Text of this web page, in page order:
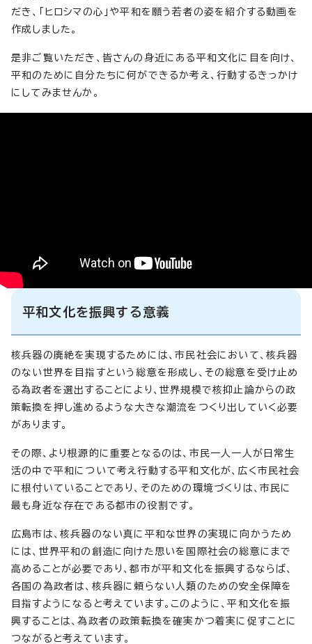
だき、「ヒロシマの心」や平和を願う若者の姿を紹介する動画を
作成しました。
是非ご覧いただき、皆さんの身近にある平和文化に目を向け、
平和のために自分たちに何ができるか考え、行動するきっかけ
にしてみませんか。
平和文化を振興する意義
核兵器の廃絶を実現するためには、市民社会において、核兵器
のない世界を目指すという総意を形成し、その総意を受け止め
る為政者を選出することにより、世界規模で核抑止論からの政
策転換を押し進めるような大きな潮流をつくり出していく必要
があります。
その際、より根源的に重要となるのは、市民一人一人が日常生
活の中で平和について考え行動する平和文化が、広く市民社会
に根付いていることであり、そのための環境づくりは、市民に
最も身近な存在である都市の役割です。
広島市は、核兵器のない真に平和な世界の実現に向かうため
には、世界平和の創造に向けた思いを国際社会の総意にまで
高めることが必要であり、都市が平和文化を振興するならば、
各国の為政者は、核兵器に頼らない人類のための安全保障を
目指すようになると考えています。このように、平和文化を振
興することは、為政者の政策転換を確実かつ着実に促すことに
つながると考えています。